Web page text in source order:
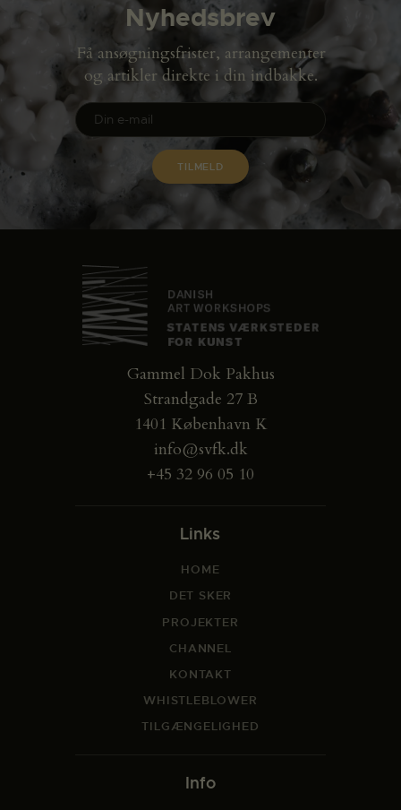
Nyhedsbrev
Få ansøgningsfrister, arrangementer
og artikler direkte i din indbakke.
Gammel Dok Pakhus
Strandgade 27 B
1401 København K
info@svfk.dk
+45 32 96 05 10
Links
HOME
DET SKER
PROJEKTER
CHANNEL
KONTAKT
WHISTLEBLOWER
TILGÆNGELIGHED
Info